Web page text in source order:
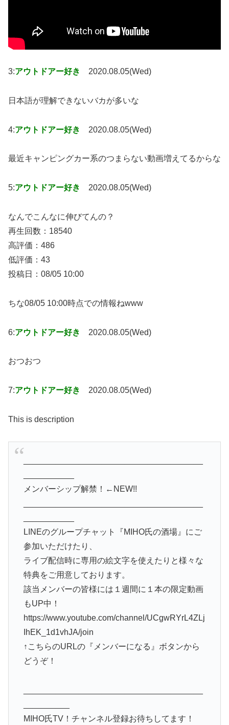
3:アウトドアー好き 2020.08.05(Wed)
日本語が理解できないバカが多いな
4:アウトドアー好き 2020.08.05(Wed)
最近キャンピングカー系のつまらない動画増えてるからな
5:アウトドアー好き 2020.08.05(Wed)
なんでこんなに伸びてんの？
再生回数：18540
高評価：486
低評価：43
投稿日：08/05 10:00
ちな08/05 10:00時点での情報ねwww
6:アウトドアー好き 2020.08.05(Wed)
おつおつ
7:アウトドアー好き 2020.08.05(Wed)
This is description
メンバーシップ解禁！←NEW!!
LINEのグループチャット『MIHO氏の酒場』にご
参加いただけたり、
ライブ配信時に専用の絵文字を使えたりと様々な
特典をご用意しております。
該当メンバーの皆様には１週間に１本の限定動画
もUP中！
https://www.youtube.com/channel/UCgwRYrL4ZLj
IhEK_1d1vhJA/join
↑こちらのURLの『メンバーになる』ボタンから
どうぞ！
MIHO氏TV！チャンネル登録お待ちしてます！